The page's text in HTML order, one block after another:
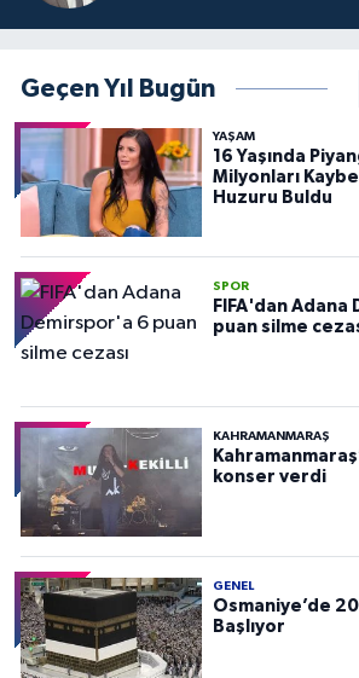
Geçen Yıl Bugün
YAŞAM
16 Yaşında
Milyonları
Huzuru Buldu
SPOR
FIFA'dan
puan silme
KAHRAMANMARAŞ
konser verdi
GENEL
Osmaniye’de
Başlıyor